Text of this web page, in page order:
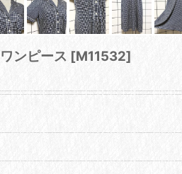
ンピース [M11532]